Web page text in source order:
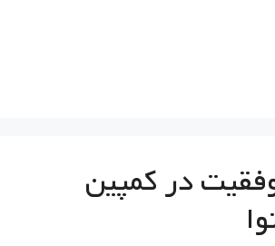
در کمپین